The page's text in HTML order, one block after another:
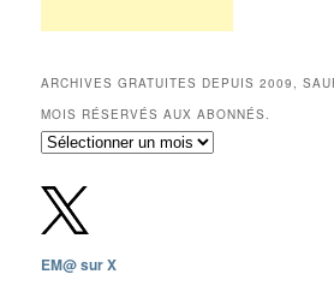
ARCHIVES GRATUITES DEPUIS 2009,
MOIS RÉSERVÉS AUX ABONNÉS.
Archives
depuis
2009,
sauf
12
EM@ sur X